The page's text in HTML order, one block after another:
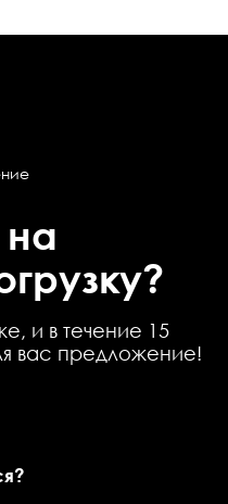
на
и в течение 15
вас предложение!